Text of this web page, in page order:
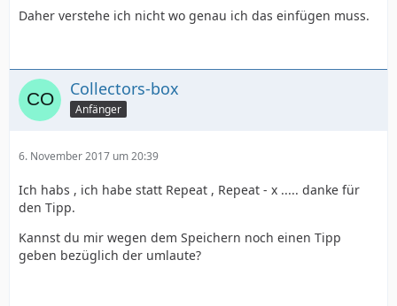
Daher verstehe ich nicht wo genau ich das einfügen muss.
Collectors-box
Anfänger
6. November 2017 um 20:39
Ich habs , ich habe statt Repeat , Repeat - x ..... danke für
den Tipp.
Kannst du mir wegen dem Speichern noch einen Tipp
geben bezüglich der umlaute?